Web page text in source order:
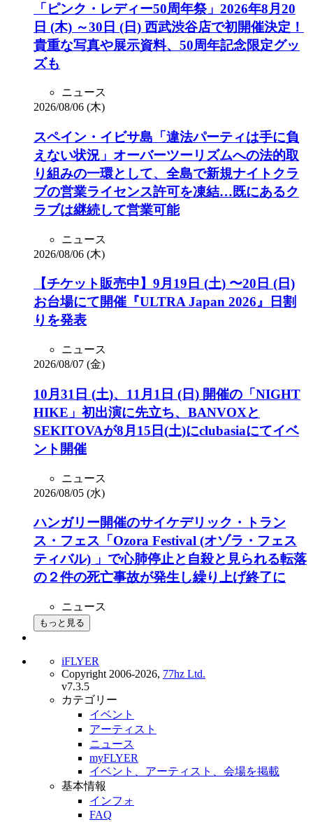
「ピンク・レディー50周年祭」2026年8月20
日 (木) ～30日 (日) 西武渋谷店で初開催決定！
貴重な写真や展示資料、50周年記念限定グッ
ズも
ニュース
2026/08/06 (木)
スペイン・イビサ島「違法パーティは手に負
えない状況」オーバーツーリズムへの法的取
り組みの一環として、全島で新規ナイトクラ
ブの営業ライセンス許可を凍結…既にあるク
ラブは継続して営業可能
ニュース
2026/08/06 (木)
【チケット販売中】9月19日 (土) 〜20日 (日)
お台場にて開催『ULTRA Japan 2026』日割
りを発表
ニュース
2026/08/07 (金)
10月31日 (土)、11月1日 (日) 開催の「NIGHT
HIKE」初出演に先立ち、BANVOXと
SEKITOVAが8月15日(土)にclubasiaにてイベ
ント開催
ニュース
2026/08/05 (水)
ハンガリー開催のサイケデリック・トラン
ス・フェス「Ozora Festival (オゾラ・フェス
ティバル) 」で心肺停止と自殺と見られる転落
の２件の死亡事故が発生し繰り上げ終了に
ニュース
もっと見る
iFLYER
Copyright 2006-2026, 77hz Ltd.
v7.3.5
カテゴリー
イベント
アーティスト
ニュース
myFLYER
イベント、アーティスト、会場を掲載
基本情報
インフォ
FAQ